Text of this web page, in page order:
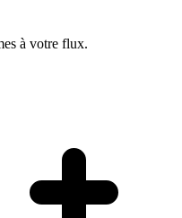
à votre flux.